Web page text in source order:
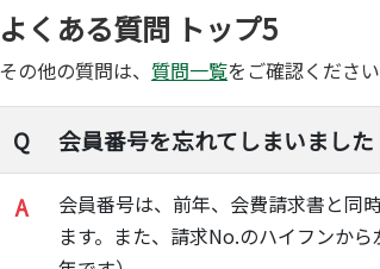
よくある質問 トップ5
その他の質問は、 質問一覧をご確認ください
Q 会員番号を忘れてしまいました
A
会員番号は、前年、会費請求書と同
ます。また、請求No.のハイフンか